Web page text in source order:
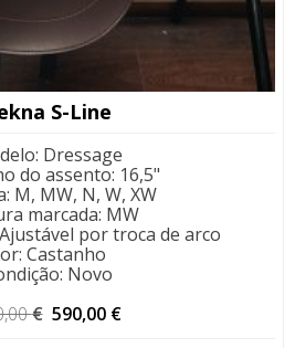
S-Line
: Dressage
do assento: 16,5"
: M, MW, N, W, XW
marcada: MW
Ajustável por troca de arco
: Castanho
: Novo
€ O
590,00 €